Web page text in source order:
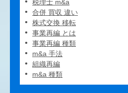
税理士 m&a
合併 買収 違い
株式交換 移転
事業再編 とは
事業再編 種類
m&a 手法
組織再編
m&a 種類